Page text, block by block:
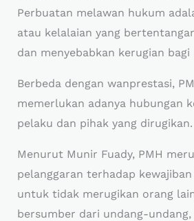
Perbuatan melawan hukum
atau kelalaian yang
dan menyebabkan kerugian bagi
Berbeda dengan wanprestasi,
memerlukan adanya hubungan
pelaku dan pihak yang dirugikan.
Menurut Munir Fuady, PMH
pelanggaran terhadap
untuk tidak merugikan orang
bersumber dari undang-